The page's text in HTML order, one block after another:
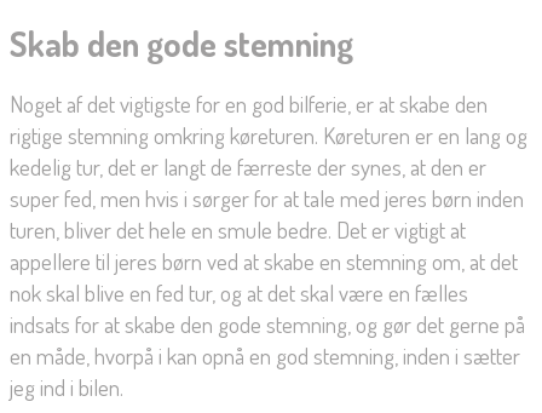
Skab den gode stemning
Noget af det vigtigste for en god bilferie, er at skabe den
rigtige stemning omkring køreturen. Køreturen er en lang og
kedelig tur, det er langt de færreste der synes, at den er
super fed, men hvis i sørger for at tale med jeres børn inden
turen, bliver det hele en smule bedre. Det er vigtigt at
appellere til jeres børn ved at skabe en stemning om, at det
nok skal blive en fed tur, og at det skal være en fælles
indsats for at skabe den gode stemning, og gør det gerne på
en måde, hvorpå i kan opnå en god stemning, inden i sætter
jeg ind i bilen.